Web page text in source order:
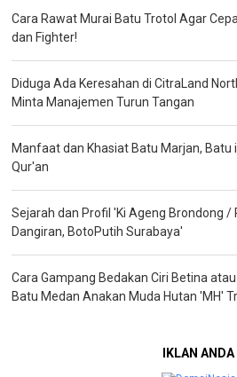
Cara Rawat Murai Batu Trotol Agar
dan Fighter!
Diduga Ada Keresahan di CitraLand
Minta Manajemen Turun Tangan
Manfaat dan Khasiat Batu Marjan, Batu
Qur'an
Sejarah dan Profil 'Ki Ageng Brondong /
Dangiran, BotoPutih Surabaya'
Cara Gampang Bedakan Ciri Betina
Batu Medan Anakan Muda Hutan 'MH'
IKLAN ANDA